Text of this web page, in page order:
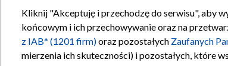
Kliknij "Akceptuję i przechodzę do serwisu", aby
końcowym i ich przechowywanie oraz na
z IAB* (1201 firm)oraz pozostałych Zaufanych
mierzenia ich skuteczności) i pozostałych, które